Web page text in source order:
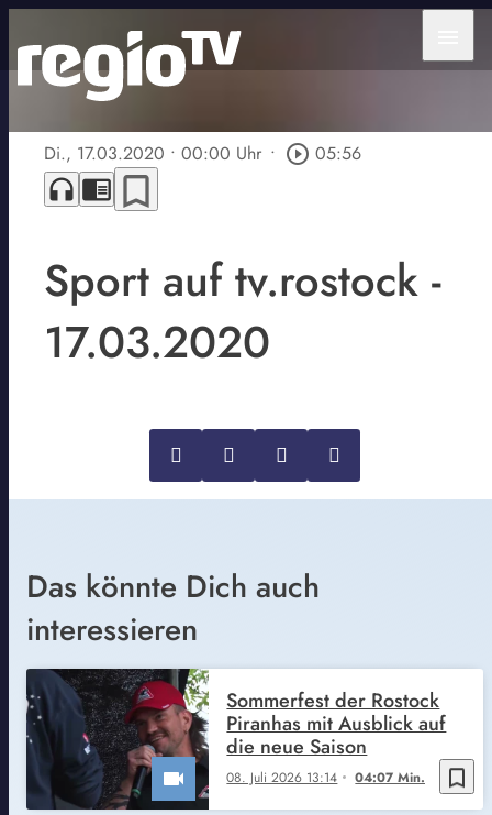
Di., 17.03.2020 • 00:00 Uhr • play_circle_outline 05:56
headphones chrome_reader_mode bookmark_border
Sport auf tv.rostock -
17.03.2020
Das könnte Dich auch
interessieren
bookmark_border
08. Juli 2026 13:14 04:07 Min.
Sommerfest der Rostock
Piranhas mit Ausblick auf
die neue Saison